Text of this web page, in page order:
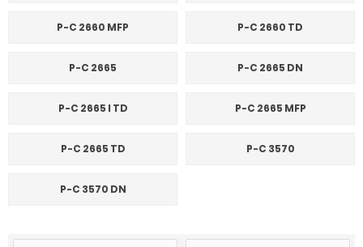
P-C 2660 MFP P-C 2660 TD
P-C 2665 P-C 2665 DN
P-C 2665 I TD P-C 2665 MFP
P-C 2665 TD P-C 3570
P-C 3570 DN